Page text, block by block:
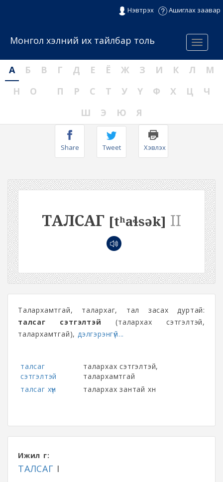
Нэвтрэх Ашиглах заавар
Menu
Монгол хэлний их тайлбар толь
А Б В Г Д Е Ё Ж З И К Л
М
Н
О П Р С Т У Ү Ф Х Ц
Ч
Ш
Э Ю Я
Share Tweet Хэвлэх
ТАЛСАГ [tʰaɬsək] II
Талархамтгай, талархаг, тал засах дуртай:
талсаг сэтгэлтэй (талархах сэтгэлтэй,
талархамтгай),дэлгэрэнгүй...
талсаг
сэтгэлтэй
талархах сэтгэлтэй,
талархамтгай
талсаг хүн
талархах зантай хүн
Ижил үг:
ТАЛСАГ I